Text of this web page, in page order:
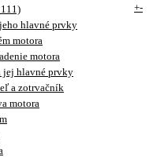
+-
hlavné prvky
motora
motora
jej hlavné prvky
a zotrvačník
motora